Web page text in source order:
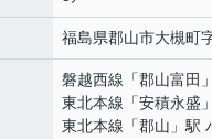
福島県郡山市大槻町
磐越西線 「郡山富田
東北本線 「安積永盛
東北本線 「郡山 」駅